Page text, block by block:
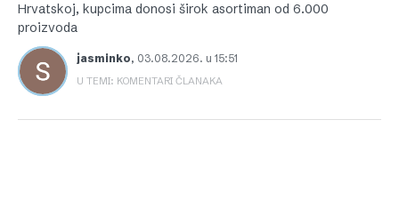
Hrvatskoj, kupcima donosi širok asortiman od 6.000
proizvoda
jasminko, 03.08.2026. u 15:51
U TEMI: KOMENTARI ČLANAKA